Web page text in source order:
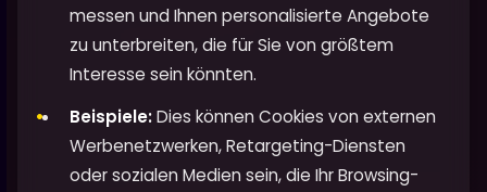
messen und Ihnen personalisierte Angebote
zu unterbreiten, die für Sie von größtem
Interesse sein könnten.
Beispiele:Dies können Cookies von externen
Werbenetzwerken, Retargeting-Diensten
oder sozialen Medien sein, die Ihr Browsing-